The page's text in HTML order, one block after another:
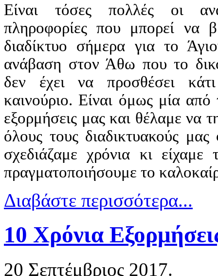
Είναι τόσες πολλές οι
πληροφορίες που μπορεί να
διαδίκτυο σήμερα για το
ανάβαση στον Άθω που το
δεν έχει να προσθέσει
καινούριο. Είναι όμως μία από
εξορμήσεις μας και θέλαμε να
όλους τους διαδικτυακούς
σχεδιάζαμε χρόνια κι
πραγματοποιήσουμε το
Διαβάστε περισσότερα...
10 Χρόνια
20 Σεπτέμβριος 2017.